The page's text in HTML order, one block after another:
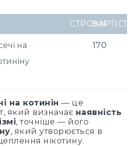
СТРОКИВАРТІСТЬ
на
170
на котинін — це
який визначає наявність
, точніше — його
, який утворюється в
нікотину.